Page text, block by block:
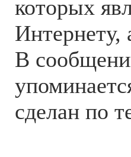
которых
Интернету,
В
сделан по